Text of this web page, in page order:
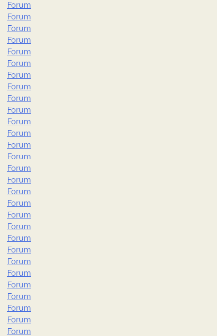
Forum
Forum
Forum
Forum
Forum
Forum
Forum
Forum
Forum
Forum
Forum
Forum
Forum
Forum
Forum
Forum
Forum
Forum
Forum
Forum
Forum
Forum
Forum
Forum
Forum
Forum
Forum
Forum
Forum